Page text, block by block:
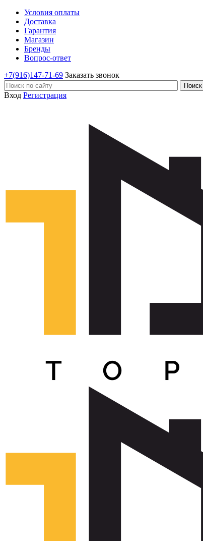
Условия оплаты
Доставка
Гарантия
Магазин
Бренды
Вопрос-ответ
+7(916)147-71-69 Заказать звонок
Вход Регистрация